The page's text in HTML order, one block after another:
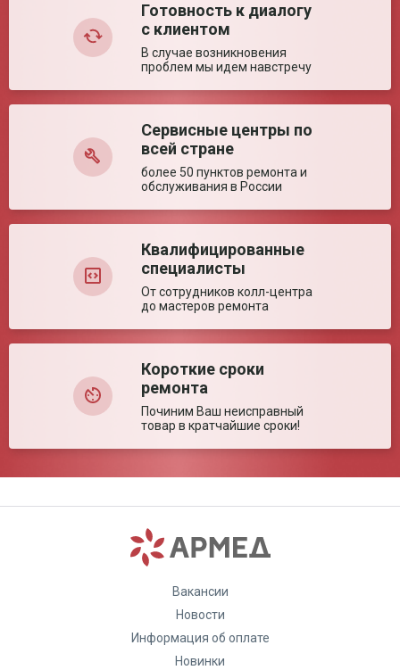
Оставить отзыв
Готовность к диалогу
с клиентом
В случае возникновения
проблем мы идем навстречу
Сервисные центры по
всей стране
более 50 пунктов ремонта и
обслуживания в России
Квалифицированные
специалисты
От сотрудников колл-центра
до мастеров ремонта
Короткие сроки
ремонта
Починим Ваш неисправный
товар в кратчайшие сроки!
Вакансии
Новости
Информация об оплате
Новинки